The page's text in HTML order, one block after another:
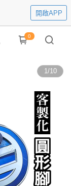
開啟APP
0
1/10